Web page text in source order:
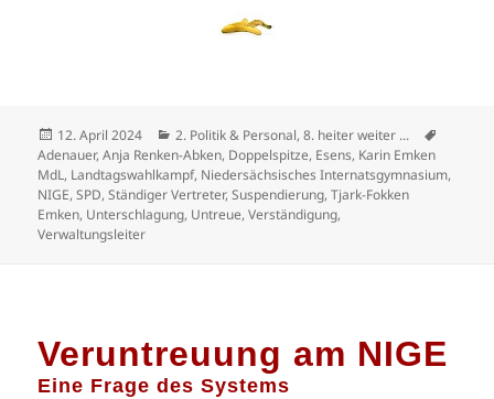
Veröffentlicht
am
12. April 2024 Kategorien
2. Politik & Personal,8. heiter weiter ...
Adenauer,Anja Renken-Abken, Doppelspitze, Esens, Karin Emken
MdL, Landtagswahlkampf, Niedersächsisches Internatsgymnasium,
NIGE,SPD,Ständiger Vertreter,Suspendierung,Tjark-Fokken
Emken, Unterschlagung, Untreue,Verständigung,
Verwaltungsleiter
Veruntreuung am NIGE
Eine Frage des Systems